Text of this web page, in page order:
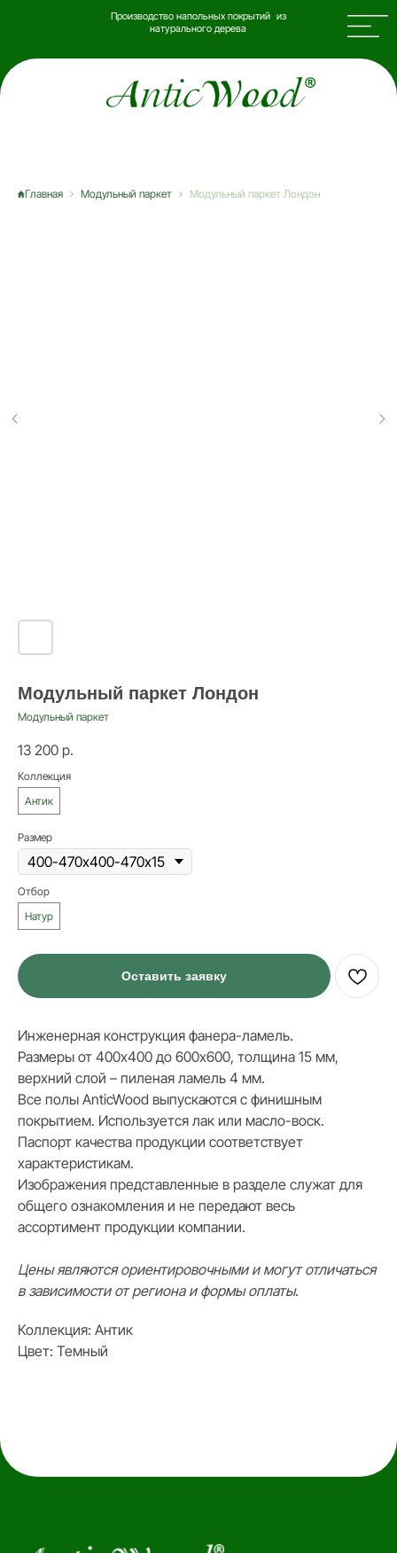
Производство напольных покрытий из
натурального дерева
Главная Модульный паркет Модульный паркет Лондон
Модульный паркет Лондон
Модульный паркет
13 200 р.
Коллекция
Антик
Размер
Отбор
Натур
Оставить заявку
Инженерная конструкция фанера-ламель.
Размеры от 400х400 до 600х600, толщина 15 мм,
верхний слой – пиленая ламель 4 мм.
Все полы AnticWood выпускаются с финишным
покрытием. Используется лак или масло-воск.
Паспорт качества продукции соответствует
характеристикам.
Изображения представленные в разделе служат для
общего ознакомления и не передают весь
ассортимент продукции компании.
Цены являются ориентировочными и могут отличаться
в зависимости от региона и формы оплаты.
Коллекция: Антик
Цвет: Темный
ИНФОРМАЦИЯ
КАТАЛОГ
Стать дилером
Наши работы
Итальянская ёлка 60°
Английская елка 90°
Модульный паркет
anticwd@yandex.ru